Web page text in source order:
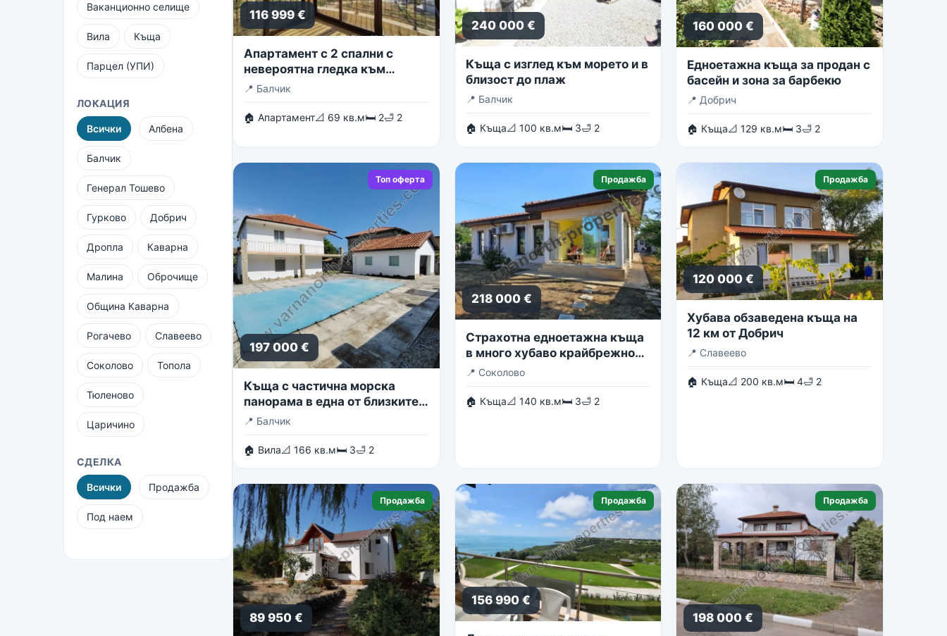
Ваканционно селище
Вила Къща
Парцел (УПИ)
ЛОКАЦИЯ
Всички Албена
Балчик
Генерал Тошево
Гурково Добрич
Дропла Каварна
Малина Оброчище
Община Каварна
Рогачево Славеево
Соколово Топола
Тюленово
Царичино
СДЕЛКА
Всички Продажба
Под наем
116 999 €
Апартамент с 2 спални с
невероятна гледка към
безкрайното море
📍 Балчик
🏠 Апартамент📐 69 кв.м🛏 2🛁 2
240 000 €
Къща с изглед към морето и в
близост до плаж
📍 Балчик
🏠 Къща📐 100 кв.м🛏 3🛁 2
160 000 €
Едноетажна къща за продан с
басейн и зона за барбекю
📍 Добрич
🏠 Къща📐 129 кв.м🛏 3🛁 2
Топ оферта
197 000 €
Къща с частична морска
панорама в една от близките
вилни зони в гр. Балчик
📍 Балчик
🏠 Вила📐 166 кв.м🛏 3🛁 2
Продажба
218 000 €
Страхотна едноетажна къща
в много хубаво крайбрежно
село
📍 Соколово
🏠 Къща📐 140 кв.м🛏 3🛁 2
Продажба
120 000 €
Хубава обзаведена къща на
12 км от Добрич
📍 Славеево
🏠 Къща📐 200 кв.м🛏 4🛁 2
Продажба
89 950 €
Продажба
156 990 €
Продажба
198 000 €